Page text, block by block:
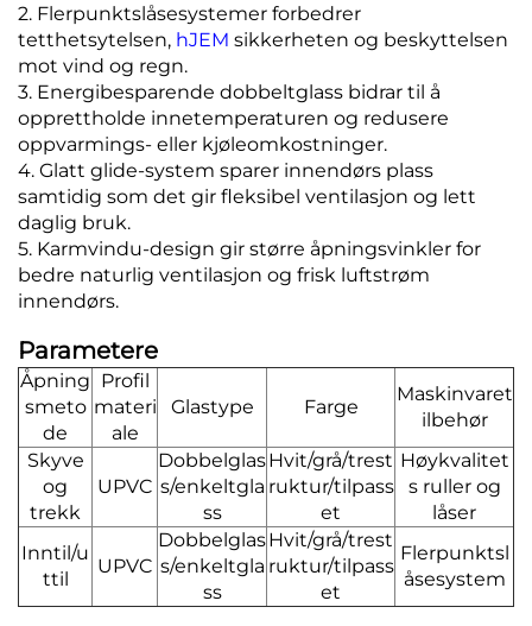
2. Flerpunktslåsesystemer forbedrer
tetthetsytelsen, hJEM sikkerheten og beskyttelsen
mot vind og regn.
3. Energibesparende dobbeltglass bidrar til å
opprettholde innetemperaturen og redusere
oppvarmings- eller kjøleomkostninger.
4. Glatt glide-system sparer innendørs plass
samtidig som det gir fleksibel ventilasjon og lett
daglig bruk.
5. Karmvindu-design gir større åpningsvinkler for
bedre naturlig ventilasjon og frisk luftstrøm
innendørs.
Parametere
Åpning
smeto
de
Profil
materi
ale
Glastype Farge
Maskinvaret
ilbehør
Skyve
og
trekk
UPVC
Dobbelglas
s/enkeltgla
ss
Hvit/grå/trest
ruktur/tilpass
et
Høykvalitet
s ruller og
låser
Inntil/u
ttil
UPVC
Dobbelglas
s/enkeltgla
ss
Hvit/grå/trest
ruktur/tilpass
et
Flerpunktsl
åsesystem